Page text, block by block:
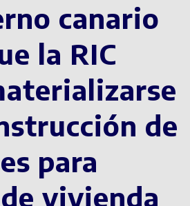
canario
la RIC
de
para
vivienda